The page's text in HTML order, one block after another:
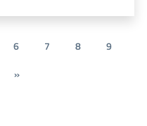
6 7 8
9
»